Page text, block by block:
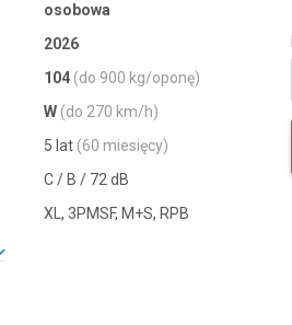
osobowa
2026
104 (do 900 kg/oponę)
W (do 270 km/h)
5 lat (60 miesięcy)
C / B / 72 dB
XL, 3PMSF, M+S, RPB